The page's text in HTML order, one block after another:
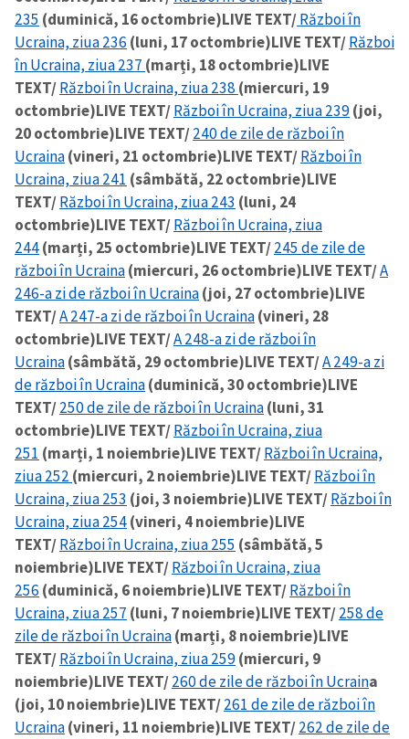
235 (duminică, 16 octombrie)LIVE TEXT/Război în
Ucraina, ziua 236 (luni, 17 octombrie)LIVE TEXT/Război
în Ucraina, ziua 237 (marți, 18 octombrie)LIVE
TEXT/Război în Ucraina, ziua 238 (miercuri, 19
octombrie)LIVE TEXT/Război în Ucraina, ziua 239(joi,
20 octombrie)LIVE TEXT/240 de zile de război în
Ucraina(vineri, 21 octombrie)LIVE TEXT/Război în
Ucraina, ziua 241 (sâmbătă, 22 octombrie)LIVE
TEXT/Război în Ucraina, ziua 243 (luni, 24
octombrie)LIVE TEXT/Război în Ucraina, ziua
244(marți, 25 octombrie)LIVE TEXT/245 de zile de
război în Ucraina(miercuri, 26 octombrie)LIVE TEXT/A
246-a zi de război în Ucraina(joi, 27 octombrie)LIVE
TEXT/A 247-a zi de război în Ucraina(vineri, 28
octombrie)LIVE TEXT/A 248-a zi de război în
Ucraina(sâmbătă, 29 octombrie)LIVE TEXT/A 249-a zi
de război în Ucraina(duminică, 30 octombrie)LIVE
TEXT/250 de zile de război în Ucraina(luni, 31
octombrie)LIVE TEXT/Război în Ucraina, ziua
251 (marți, 1 noiembrie)LIVE TEXT/Război în Ucraina,
ziua 252 (miercuri, 2 noiembrie)LIVE TEXT/Război în
Ucraina, ziua 253 (joi, 3 noiembrie)LIVE TEXT/Război în
Ucraina, ziua 254(vineri, 4 noiembrie)LIVE
TEXT/Război în Ucraina, ziua 255 (sâmbătă, 5
noiembrie)LIVE TEXT/Război în Ucraina, ziua
256 (duminică, 6 noiembrie)LIVE TEXT/Război în
Ucraina, ziua 257 (luni, 7 noiembrie)LIVE TEXT/258 de
zile de război în Ucraina(marți, 8 noiembrie)LIVE
TEXT/Război în Ucraina, ziua 259(miercuri, 9
noiembrie)LIVE TEXT/260 de zile de război în Ucraina
(joi, 10 noiembrie)LIVE TEXT/261 de zile de război în
Ucraina(vineri, 11 noiembrie)LIVE TEXT/262 de zile de